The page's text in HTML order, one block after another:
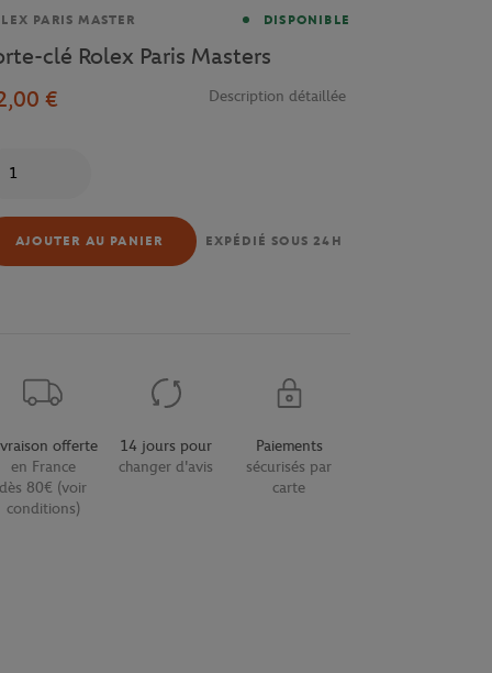
PARIS MASTER DISPONIBLE
clé Rolex Paris Masters
€
Description détaillée
AJOUTER AU PANIER EXPÉDIÉ SOUS 24H
offerte
en France
dès 80€ (voir
conditions)
14 jours pour
changer d'avis
Paiements
sécurisés par
carte